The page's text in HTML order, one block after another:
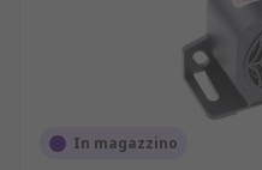
In magazzino